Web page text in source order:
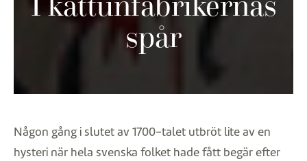
spår
Någon gång i slutet av 1700-talet utbröt lite av en
hysteri när hela svenska folket hade fått begär efter